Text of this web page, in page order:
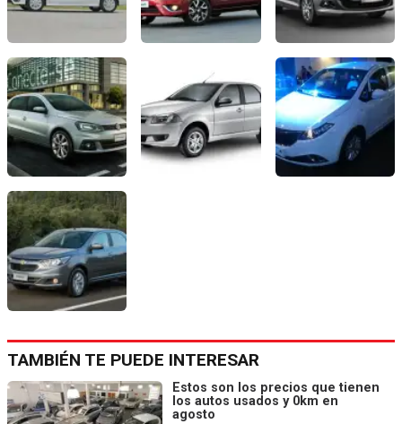
TAMBIÉN TE PUEDE INTERESAR
Estos son los precios que tienen
los autos usados y 0km en
agosto